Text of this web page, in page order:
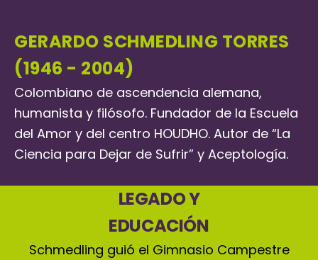
GERARDO SCHMEDLING TORRES
(1946 - 2004)
Colombiano de ascendencia alemana,
humanista y filósofo. Fundador de la Escuela
del Amor y del centro HOUDHO. Autor de “La
Ciencia para Dejar de Sufrir” y Aceptología.
LEGADO Y
EDUCACIÓN
Schmedling guió el Gimnasio Campestre